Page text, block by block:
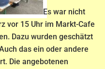
Es war nicht
vor 15 Uhr im Markt-Cafe
Dazu wurden geschätzt
das ein oder andere
Die angebotenen